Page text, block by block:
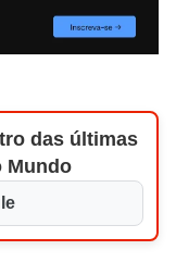
das últimas
Mundo